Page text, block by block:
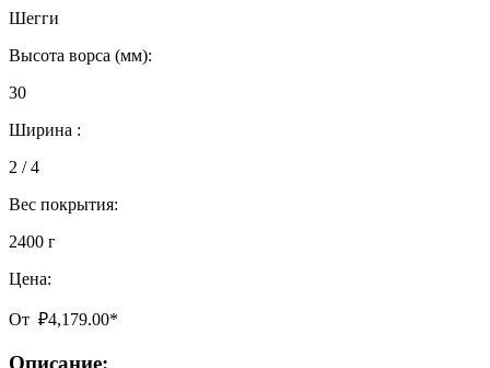
Шегги
Высота ворса (мм):
30
Ширина :
2 / 4
Вес покрытия:
2400 г
Цена:
От ₽4,179.00*
Описание: